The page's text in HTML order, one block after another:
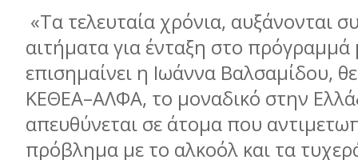
«Τα τελευταία χρόνια, αυξάνονται
αιτήµατα για ένταξη στο πρόγραµµά
επισηµαίνει η Ιωάννα Βαλσαµίδου,
ΚΕΘΕΑ–ΑΛΦΑ, το µοναδικό στην
απευθύνεται σε άτοµα που
πρόβληµα µε το αλκοόλ και τα